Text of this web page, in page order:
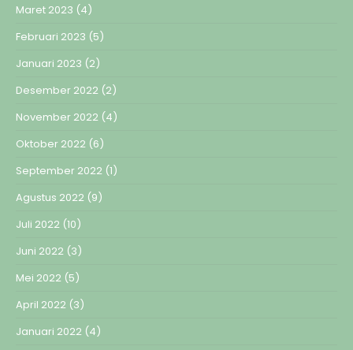
Maret 2023 (4)
Februari 2023 (5)
Januari 2023 (2)
Desember 2022 (2)
November 2022 (4)
Oktober 2022 (6)
September 2022 (1)
Agustus 2022 (9)
Juli 2022 (10)
Juni 2022 (3)
Mei 2022 (5)
April 2022 (3)
Januari 2022 (4)